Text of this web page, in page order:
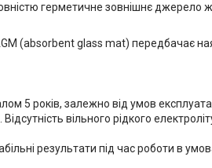
герметичне зовнішнє джерело
(absorbent glass mat) передбачає
5 років, залежно від умов
вільного рідкого
результати під час роботи в